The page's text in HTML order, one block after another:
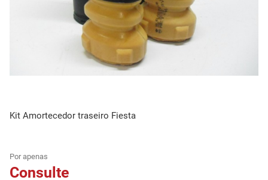
Kit Amortecedor traseiro Fiesta
Por apenas
Consulte